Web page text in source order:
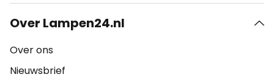
Over Lampen24.nl
Over ons
Nieuwsbrief